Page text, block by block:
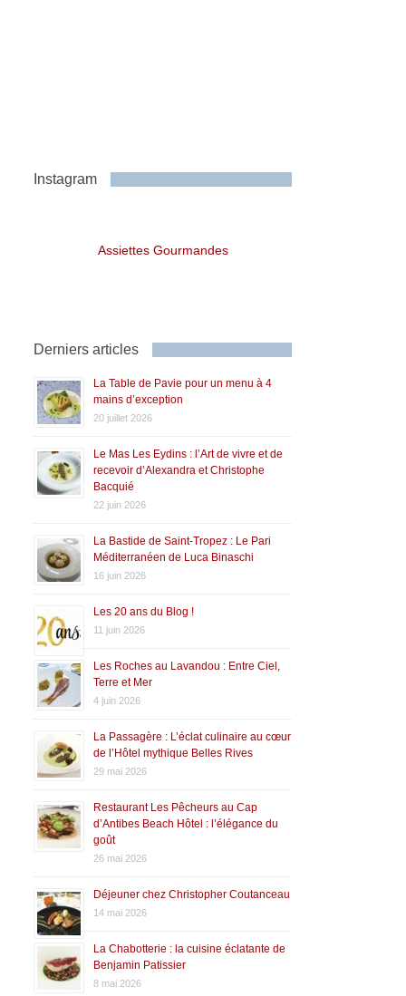
Instagram
Assiettes Gourmandes
Derniers articles
La Table de Pavie pour un menu à 4
mains d’exception
20 juillet 2026
Le Mas Les Eydins : l’Art de vivre et de
recevoir d’Alexandra et Christophe
Bacquié
22 juin 2026
La Bastide de Saint-Tropez : Le Pari
Méditerranéen de Luca Binaschi
16 juin 2026
Les 20 ans du Blog !
11 juin 2026
Les Roches au Lavandou : Entre Ciel,
Terre et Mer
4 juin 2026
La Passagère : L’éclat culinaire au cœur
de l’Hôtel mythique Belles Rives
29 mai 2026
Restaurant Les Pêcheurs au Cap
d’Antibes Beach Hôtel : l’élégance du
goût
26 mai 2026
Déjeuner chez Christopher Coutanceau
14 mai 2026
La Chabotterie : la cuisine éclatante de
Benjamin Patissier
8 mai 2026